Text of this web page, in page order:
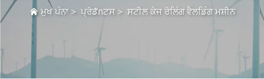
ਮੁਖ ਪੰਨਾ> ਪ੍ਰੋਡักਟਸ> ਸਟੀਲ ਕੇਜ ਰੋਲਿੰਗ ਵੈਲਡਿੰਗ ਮਸ਼ੀਨ